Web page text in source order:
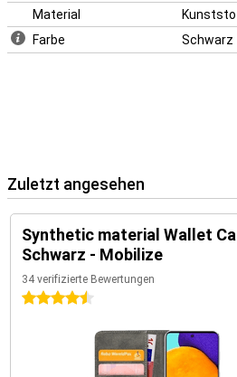
Material
Farbe
Schwarz
Zuletzt angesehen
Synthetic material Wallet
Schwarz - Mobilize
34 verifizierte Bewertungen
4.5 Sterne